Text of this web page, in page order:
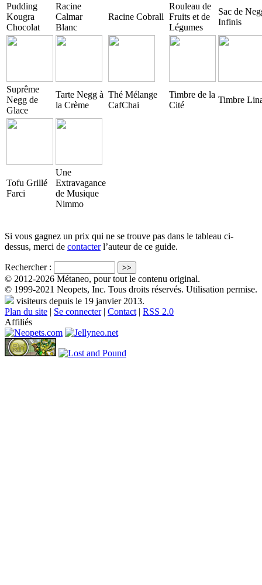
Pudding
Kougra
Chocolat
Racine
Calmar
Blanc
Racine Cobrall
Rouleau de
Fruits et de
Légumes
Sac de
Infinis
Suprême
Negg de
Glace
Tarte Negg à
la Crème
Thé Mélange
CafChai
Timbre de la
Cité
Timbre
Tofu Grillé
Farci
Une
Extravagance
de Musique
Nimmo
Si vous gagnez un prix qui ne se trouve pas dans le tableau ci-
dessus, merci de contacterl’auteur de ce guide.
Rechercher :
© 2012-2026 Métaneo, pour tout le contenu original.
© 1999-2021 Neopets, Inc. Tous droits réservés. Utilisation permise.
visiteurs depuis le 19 janvier 2013.
Plan du site | Se connecter| Contact | RSS 2.0
Affiliés